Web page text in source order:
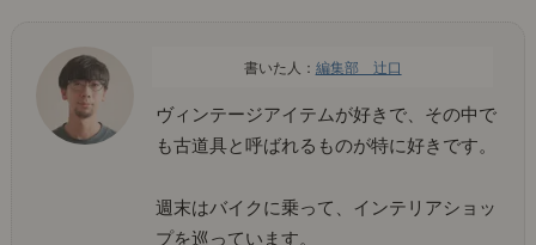
編集部 辻口
ヴィンテージアイテムが好きで、その中で
も古道具と呼ばれるものが特に好きです。
週末はバイクに乗って、インテリアショッ
プを巡っています。